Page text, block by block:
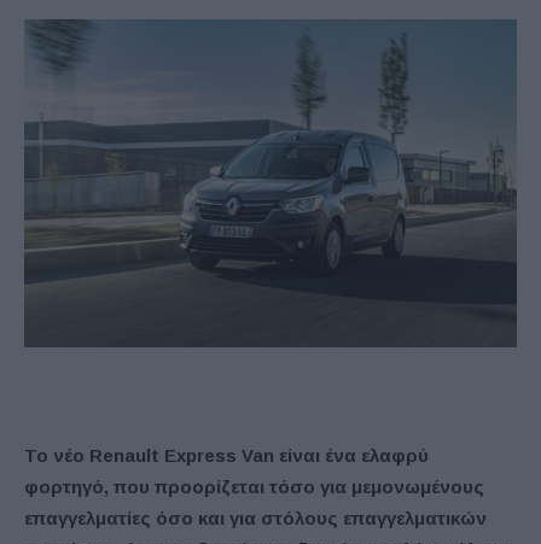
Το νέο Renault Express Van είναι ένα ελαφρύ
φορτηγό, που προορίζεται τόσο για μεμονωμένους
επαγγελματίες όσο και για στόλους επαγγελματικών